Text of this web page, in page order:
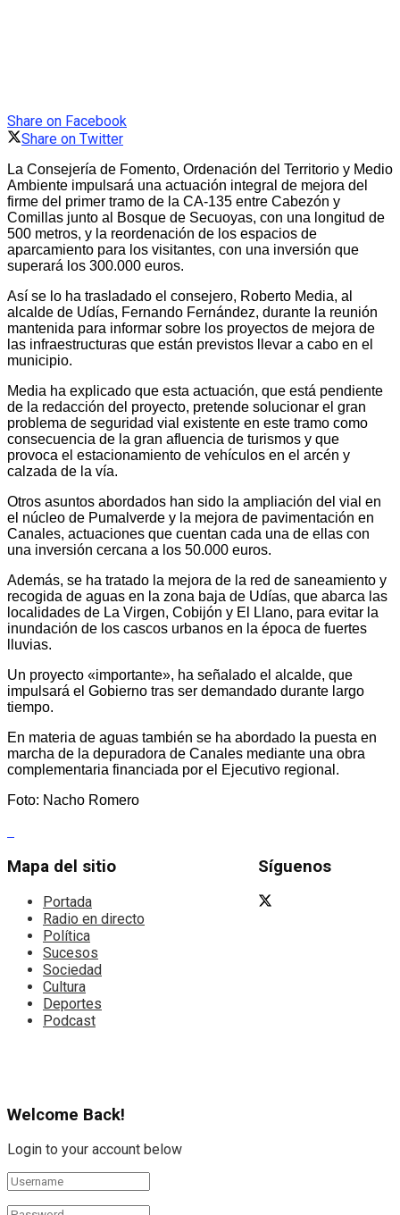
Share on Facebook
Share on Twitter
La Consejería de Fomento, Ordenación del Territorio y Medio
Ambiente impulsará una actuación integral de mejora del
firme del primer tramo de la CA-135 entre Cabezón y
Comillas junto al Bosque de Secuoyas, con una longitud de
500 metros, y la reordenación de los espacios de
aparcamiento para los visitantes, con una inversión que
superará los 300.000 euros.
Así se lo ha trasladado el consejero, Roberto Media, al
alcalde de Udías, Fernando Fernández, durante la reunión
mantenida para informar sobre los proyectos de mejora de
las infraestructuras que están previstos llevar a cabo en el
municipio.
Media ha explicado que esta actuación, que está pendiente
de la redacción del proyecto, pretende solucionar el gran
problema de seguridad vial existente en este tramo como
consecuencia de la gran afluencia de turismos y que
provoca el estacionamiento de vehículos en el arcén y
calzada de la vía.
Otros asuntos abordados han sido la ampliación del vial en
el núcleo de Pumalverde y la mejora de pavimentación en
Canales, actuaciones que cuentan cada una de ellas con
una inversión cercana a los 50.000 euros.
Además, se ha tratado la mejora de la red de saneamiento y
recogida de aguas en la zona baja de Udías, que abarca las
localidades de La Virgen, Cobijón y El Llano, para evitar la
inundación de los cascos urbanos en la época de fuertes
lluvias.
Un proyecto «importante», ha señalado el alcalde, que
impulsará el Gobierno tras ser demandado durante largo
tiempo.
En materia de aguas también se ha abordado la puesta en
marcha de la depuradora de Canales mediante una obra
complementaria financiada por el Ejecutivo regional.
Foto: Nacho Romero
Mapa del sitio
Portada
Radio en directo
Política
Sucesos
Sociedad
Cultura
Deportes
Podcast
Síguenos
Welcome Back!
Login to your account below